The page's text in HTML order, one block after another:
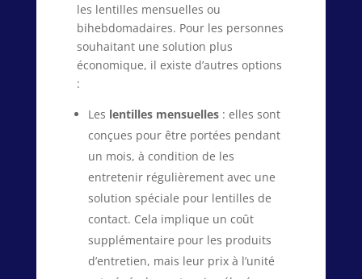
les lentilles mensuelles ou
bihebdomadaires. Pour les personnes
souhaitant une solution plus
économique, il existe d’autres options
:
Les lentilles mensuelles: elles sont
conçues pour être portées pendant
un mois, à condition de les
entretenir régulièrement avec une
solution spéciale pour lentilles de
contact. Cela implique un coût
supplémentaire pour les produits
d’entretien, mais leur prix à l’unité